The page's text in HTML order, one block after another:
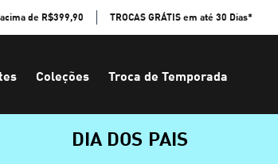
de R$399,90 TROCAS GRÁTIS em até 30 Dias*
Coleções Troca de Temporada
DIA DOS PAIS